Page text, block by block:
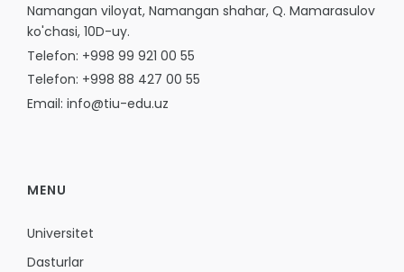
Namangan viloyat, Namangan shahar, Q. Mamarasulov
ko'chasi, 10D-uy.
Telefon: +998 99 921 00 55
Telefon: +998 88 427 00 55
Email: info@tiu-edu.uz
MENU
Universitet
Dasturlar